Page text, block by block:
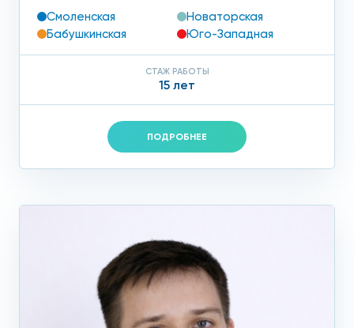
Смоленская
Новаторская
Бабушкинская
Юго-Западная
СТАЖ РАБОТЫ
15 лет
ПОДРОБНЕЕ